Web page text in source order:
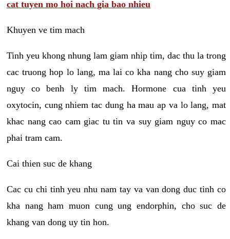
cat tuyen mo hoi nach gia bao nhieu
Khuyen ve tim mach
Tinh yeu khong nhung lam giam nhip tim, dac thu la trong
cac truong hop lo lang, ma lai co kha nang cho suy giam
nguy co benh ly tim mach. Hormone cua tinh yeu
oxytocin, cung nhiem tac dung ha mau ap va lo lang, mat
khac nang cao cam giac tu tin va suy giam nguy co mac
phai tram cam.
Cai thien suc de khang
Cac cu chi tinh yeu nhu nam tay va van dong duc tinh co
kha nang ham muon cung ung endorphin, cho suc de
khang van dong uy tin hon.